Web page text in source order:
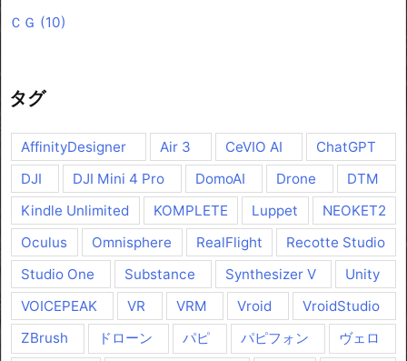
ＣＧ (10)
タグ
AffinityDesigner Air 3 CeVIO AI
ChatGPT
DJI
DJI Mini 4 Pro DomoAI Drone
DTM
Kindle Unlimited
KOMPLETE Luppet
NEOKET2
Oculus
Omnisphere RealFlight
Recotte Studio
Studio One
Substance Synthesizer V
Unity
VOICEPEAK
VR VRM Vroid
VroidStudio
ZBrush
ドローン パピ パピフォン
ヴェロ